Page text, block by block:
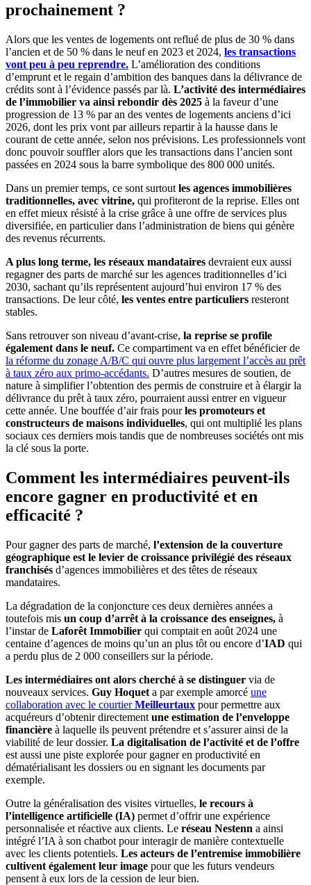
prochainement ?
Alors que les ventes de logements ont reflué de plus de 30 % dans
l’ancien et de 50 % dans le neuf en 2023 et 2024, les transactions
vont peu à peu reprendre. L’amélioration des conditions
d’emprunt et le regain d’ambition des banques dans la délivrance de
crédits sont à l’évidence passés par là. L’activité des intermédiaires
de l’immobilier va ainsi rebondir dès 2025 à la faveur d’une
progression de 13 % par an des ventes de logements anciens d’ici
2026, dont les prix vont par ailleurs repartir à la hausse dans le
courant de cette année, selon nos prévisions. Les professionnels vont
donc pouvoir souffler alors que les transactions dans l’ancien sont
passées en 2024 sous la barre symbolique des 800 000 unités.
Dans un premier temps, ce sont surtout les agences immobilières
traditionnelles, avec vitrine, qui profiteront de la reprise. Elles ont
en effet mieux résisté à la crise grâce à une offre de services plus
diversifiée, en particulier dans l’administration de biens qui génère
des revenus récurrents.
A plus long terme, les réseaux mandataires devraient eux aussi
regagner des parts de marché sur les agences traditionnelles d’ici
2030, sachant qu’ils représentent aujourd’hui environ 17 % des
transactions. De leur côté, les ventes entre particuliers resteront
stables.
Sans retrouver son niveau d’avant-crise, la reprise se profile
également dans le neuf. Ce compartiment va en effet bénéficier de
la réforme du zonage A/B/C qui ouvre plus largement l’accès au prêt
à taux zéro aux primo-accédants. D’autres mesures de soutien, de
nature à simplifier l’obtention des permis de construire et à élargir la
délivrance du prêt à taux zéro, pourraient aussi entrer en vigueur
cette année. Une bouffée d’air frais pourles promoteurs et
constructeurs de maisons individuelles, qui ont multiplié les plans
sociaux ces derniers mois tandis que de nombreuses sociétés ont mis
la clé sous la porte.
Comment les intermédiaires peuvent-ils
encore gagner en productivité et en
efficacité ?
Pour gagner des parts de marché, l’extension de la couverture
géographique est le levier de croissance privilégié des réseaux
franchisés d’agences immobilières et des têtes de réseaux
mandataires.
La dégradation de la conjoncture ces deux dernières années a
toutefois mis un coup d’arrêt à la croissance des enseignes, à
l’instar de Laforêt Immobilier qui comptait en août 2024 une
centaine d’agences de moins qu’un an plus tôt ou encore d’IAD qui
a perdu plus de 2 000 conseillers sur la période.
Les intermédiaires ont alors cherché à se distinguer via de
nouveaux services. Guy Hoquet a par exemple amorcé une
collaboration avec le courtierMeilleurtaux pour permettre aux
acquéreurs d’obtenir directement une estimation de l’enveloppe
financière à laquelle ils peuvent prétendre et s’assurer ainsi de la
viabilité de leur dossier. La digitalisation de l’activité et de l’offre
est aussi une piste explorée pour gagner en productivité en
dématérialisant les dossiers ou en signant les documents par
exemple.
Outre la généralisation des visites virtuelles, le recours à
l’intelligence artificielle (IA) permet d’offrir une expérience
personnalisée et réactive aux clients. Le réseau Nestenn a ainsi
intégré l’IA à son chatbot pour interagir de manière contextuelle
avec les clients potentiels. Les acteurs de l’entremise immobilière
cultivent également leur image pour que les futurs vendeurs
pensent à eux lors de la cession de leur bien.